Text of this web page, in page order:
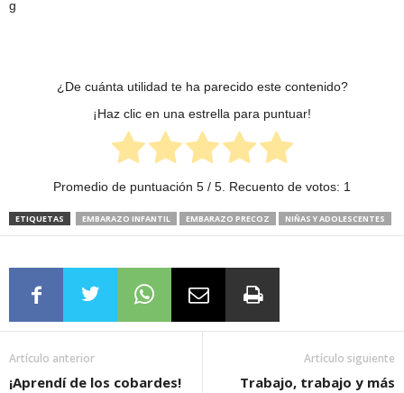
¿De cuánta utilidad te ha parecido este contenido?
¡Haz clic en una estrella para puntuar!
Promedio de puntuación 5 / 5. Recuento de votos: 1
ETIQUETAS EMBARAZO INFANTIL EMBARAZO PRECOZ NIÑAS Y ADOLESCENTES
Artículo anterior
¡Aprendí de los cobardes!
Artículo siguiente
Trabajo, trabajo y más